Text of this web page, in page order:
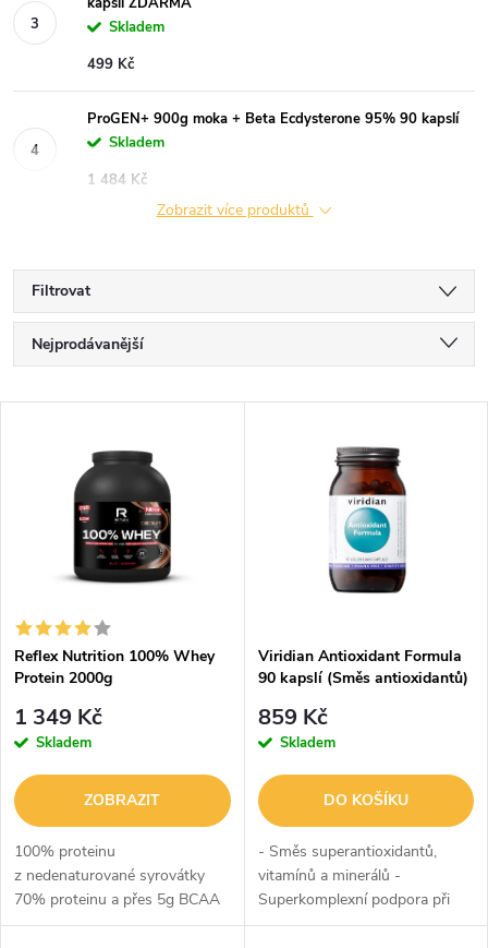
Skladem
499 Kč
ProGEN+ 900g moka + Beta Ecdysterone 95% 90 kapslí
Skladem
1 484 Kč
Zobrazit více produktů
Filtrovat
Ř
a
í
p
r
o
d
u
Nejprodávanější
Abecedně
s
p
r
o
d
u
Reflex Nutrition 100% Whey
Protein 2000g
1 349 Kč
Skladem
ZOBRAZIT
100% proteinu
z nedenaturované syrovátky
70% proteinu a přes 5g BCAA
na dávku BCAA v poměru 2:1:1
Viridian Antioxidant Formula
90 kapslí (Směs antioxidantů)
859 Kč
Skladem
DO KOŠÍKU
- Směs superantioxidantů,
vitamínů a minerálů -
Superkomplexní podpora při
velké zátěži oxidačním stresem